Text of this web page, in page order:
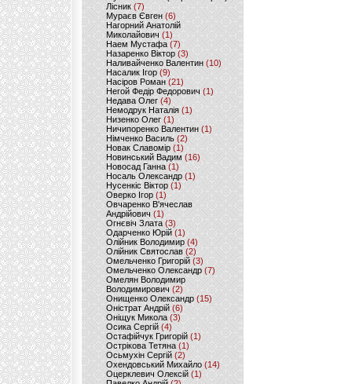
Лісник (7)
Мураєв Євген(6)
Нагорний Анатолій
Миколайович (1)
Наем Мустафа (7)
Назаренко Віктор (3)
Наливайченко Валентин (10)
Насалик Ігор(9)
Насіров Роман (21)
Негой Федір Федорович(1)
Недава Олег(4)
Немодрук Наталія(1)
Низенко Олег (1)
Ничипоренко Валентин (1)
Німченко Василь (2)
Новак Славомір (1)
Новинський Вадим (16)
Новосад Ганна (1)
Носаль Олександр (1)
Нусенкіс Віктор (1)
Оверко Ігор (1)
Овчаренко В'ячеслав
Андрійович(1)
Огнєвіч Злата (3)
Одарченко Юрій(1)
Олійник Володимир (4)
Олійник Святослав (2)
Омельченко Григорій (3)
Омельченко Олександр(7)
Омелян Володимир
Володимирович (2)
Онищенко Олександр (15)
Оністрат Андрій (6)
Оніщук Микола (3)
Осика Сергій(4)
Остафійчук Григорій(1)
Острікова Тетяна (1)
Осьмухін Сергій (2)
Охендовський Михайло (14)
Оцерклевич Олексій (1)